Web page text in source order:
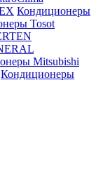
Кондиционеры
Tosot
Mitsubishi
Кондиционеры